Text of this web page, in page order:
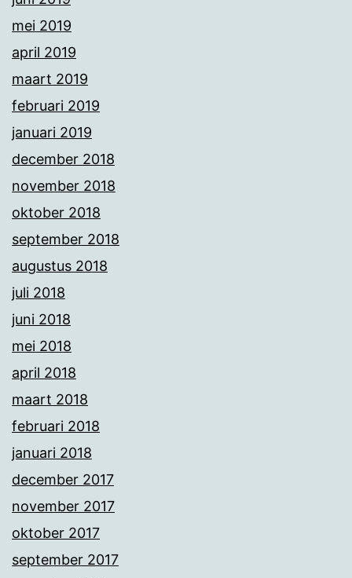
mei 2019
april 2019
maart 2019
februari 2019
januari 2019
december 2018
november 2018
oktober 2018
september 2018
augustus 2018
juli 2018
juni 2018
mei 2018
april 2018
maart 2018
februari 2018
januari 2018
december 2017
november 2017
oktober 2017
september 2017